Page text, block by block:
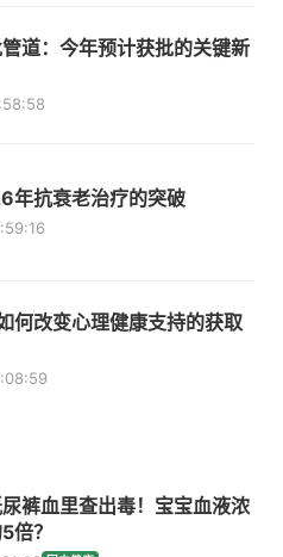
道：今年预计获批的关键新
年抗衰老治疗的突破
何改变心理健康支持的获取
裤血里查出毒！宝宝血液浓
倍？